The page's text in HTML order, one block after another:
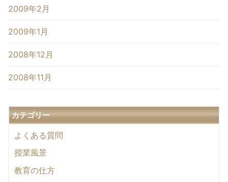
2009年2月
2009年1月
2008年12月
2008年11月
カテゴリー
よくある質問
授業風景
教育の仕方